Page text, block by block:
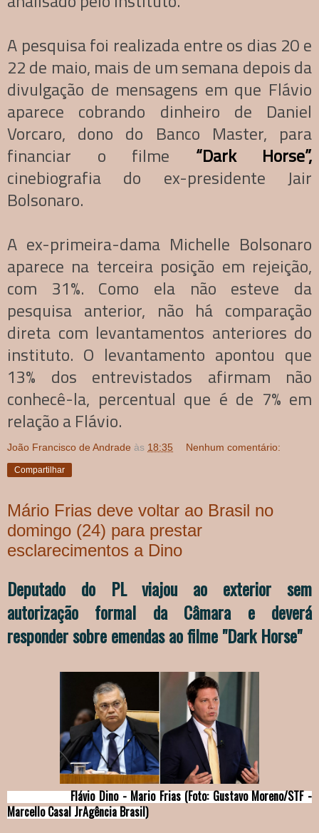
A pesquisa foi realizada entre os dias 20 e
22 de maio, mais de um semana depois da
divulgação de mensagens em que Flávio
aparece cobrando dinheiro de Daniel
Vorcaro, dono do Banco Master, para
financiar o filme “Dark Horse”,
cinebiografia do ex-presidente Jair
Bolsonaro.
A ex-primeira-dama Michelle Bolsonaro
aparece na terceira posição em rejeição,
com 31%. Como ela não esteve da
pesquisa anterior, não há comparação
direta com levantamentos anteriores do
instituto. O levantamento apontou que
13% dos entrevistados afirmam não
conhecê-la, percentual que é de 7% em
relação a Flávio.
João Francisco de Andrade às 18:35 Nenhum comentário:
Compartilhar
Mário Frias deve voltar ao Brasil no
domingo (24) para prestar
esclarecimentos a Dino
Deputado do PL viajou ao exterior sem
autorização formal da Câmara e deverá
responder sobre emendas ao filme "Dark Horse"
Flávio Dino - Mario Frias (Foto: Gustavo Moreno/STF -
Marcello Casal JrAgência Brasil)